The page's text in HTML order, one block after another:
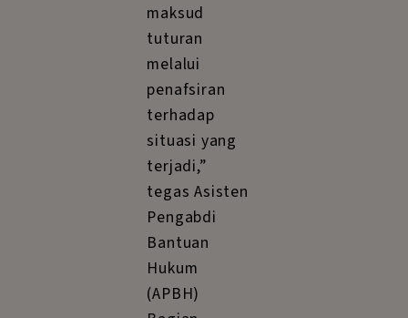
maksud
tuturan
melalui
penafsiran
terhadap
situasi yang
terjadi,”
tegas Asisten
Pengabdi
Bantuan
Hukum
(APBH)